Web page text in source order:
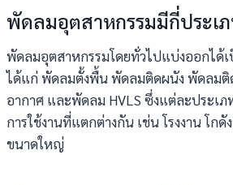
พัดลมอุตสาหกรรมมีกี่ประเ
พัดลมอุตสาหกรรมโดยทั่วไปแบ่งออกได้
ได้แก่ พัดลมตั้งพื้น พัดลมติดผนัง พัดลม
อากาศ และพัดลม HVLS ซึ่งแต่ละประเ
การใช้งานที่แตกต่างกัน เช่น โรงงาน โก
ขนาดใหญ่